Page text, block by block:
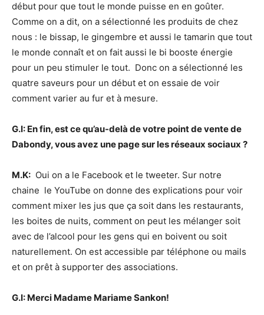
début pour que tout le monde puisse en en goûter.
Comme on a dit, on a sélectionné les produits de chez
nous : le bissap, le gingembre et aussi le tamarin que tout
le monde connaît et on fait aussi le bi booste énergie
pour un peu stimuler le tout. Donc on a sélectionné les
quatre saveurs pour un début et on essaie de voir
comment varier au fur et à mesure.
G.I: En fin, est ce qu’au-delà de votre point de vente de
Dabondy, vous avez une page sur les réseaux sociaux ?
M.K: Oui on a le Facebook et le tweeter. Sur notre
chaine le YouTube on donne des explications pour voir
comment mixer les jus que ça soit dans les restaurants,
les boites de nuits, comment on peut les mélanger soit
avec de l’alcool pour les gens qui en boivent ou soit
naturellement. On est accessible par téléphone ou mails
et on prêt à supporter des associations.
G.I: Merci Madame Mariame Sankon!